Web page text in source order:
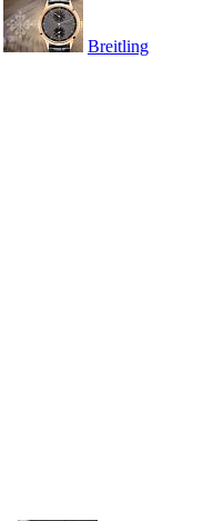
Breitling